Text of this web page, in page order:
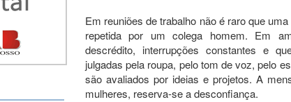
Em reuniões de trabalho não é raro que
repetida por um colega homem. Em
descrédito, interrupções constantes e
julgadas pela roupa, pelo tom de voz, pelo
são avaliados por ideias e projetos. A
mulheres, reserva-se a desconfiança.